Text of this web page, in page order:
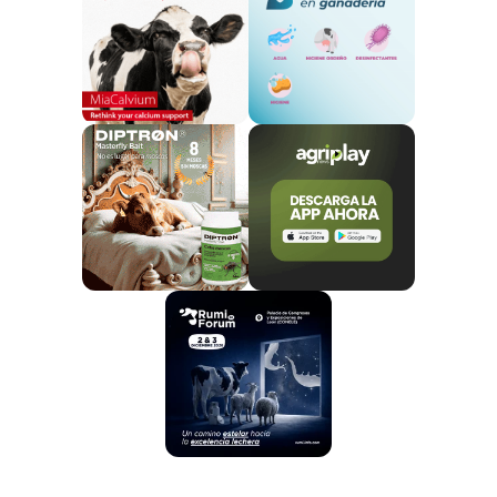
campanadas entre las 23.00 y las 08.00 horas para
que sus huéspedes no tuviesen que soportar los
ruidos. Después de tres semanas con las campanas
silenciadas y una batalla pública de la que se hicieron
eco ampliamente las redes sociales, los vecinos
consiguieron recuperar un sonido que, lejos del
sentido religioso, para ellos suponía una costumbre
Pero echando la vista atrás, las polémicas se han
multiplicado a lo largo de los últimos años, aunque en
todos estos casos no se ha terminado volviendo al
estado original, sino que la fuerza de voluntad de
estos visitantes ha logrado que los propios
ayuntamientos establezcan sus deseos como
nuevas normas en el municipio.